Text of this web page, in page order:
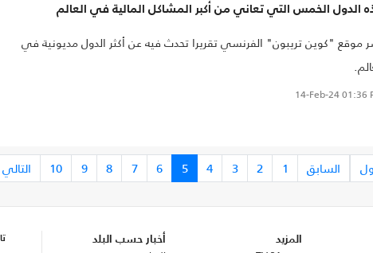
الدول الخمس التي تعاني من أكبر المشاكل المالية في العالم
موقع "كوين تريبون" الفرنسي تقريرا تحدث فيه عن أكثر الدول مديونية في
14-Feb-2401:36
السابق 1
2
3
4
5
6
7
8
9
10 التالي
المزيد أخبار حسب البلد